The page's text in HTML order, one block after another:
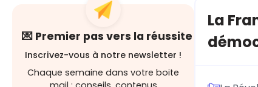
💌 Premier pas vers la réussite
Inscrivez-vous à notre newsletter !
Chaque semaine dans votre boite
La